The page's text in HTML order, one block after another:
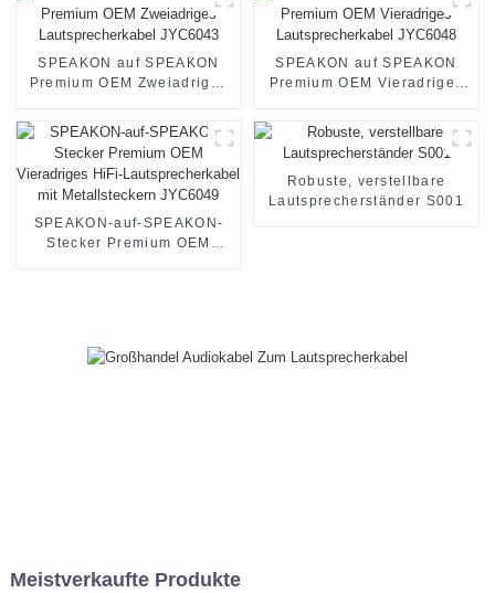
SPEAKON auf SPEAKON
Premium OEM Zweiadriges
SPEAKON auf SPEAKON
Premium OEM Vieradriges
SPEAKON-auf-SPEAKON-
Stecker Premium OEM
Robuste, verstellbare
Lautsprecherständer S001
Meistverkaufte Produkte